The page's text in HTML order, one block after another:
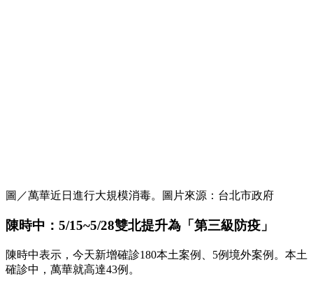
圖／萬華近日進行大規模消毒。圖片來源：台北市政府
陳時中：5/15~5/28雙北提升為「第三級防疫」
陳時中表示，今天新增確診180本土案例、5例境外案例。本土
確診中，萬華就高達43例。